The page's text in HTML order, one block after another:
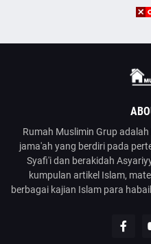
Rumah Muslimin Grup
jama'ah yang berdiri pada
Syafi'i dan berakidah
kumpulan artikel Islam,
berbagai kajian Islam para